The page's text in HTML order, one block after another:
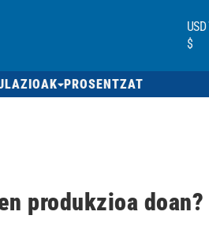
USD
$
PROSENTZAT
produkzioa doan?